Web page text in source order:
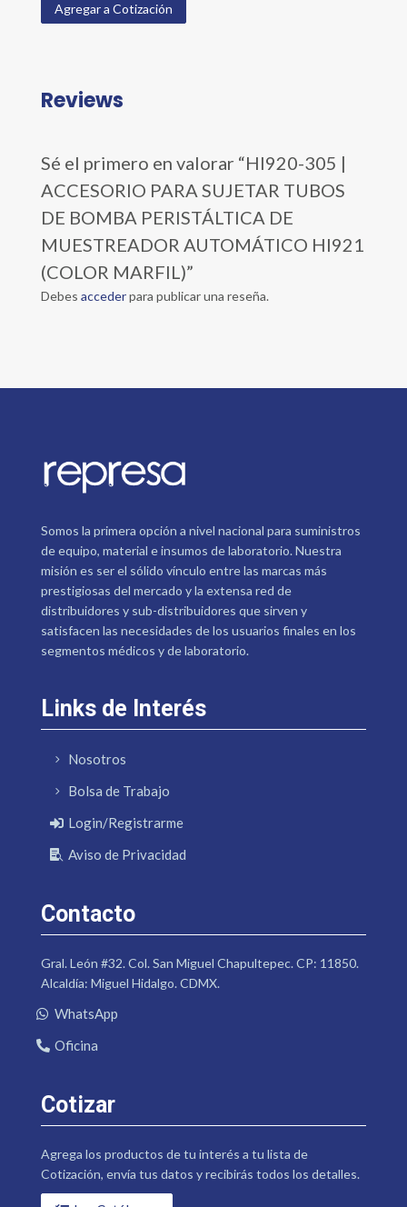
Agregar a Cotización
Reviews
Sé el primero en valorar “HI920-305 |
ACCESORIO PARA SUJETAR TUBOS
DE BOMBA PERISTÁLTICA DE
MUESTREADOR AUTOMÁTICO HI921
(COLOR MARFIL)”
Debes accederpara publicar una reseña.
Somos la primera opción a nivel nacional para suministros
de equipo, material e insumos de laboratorio. Nuestra
misión es ser el sólido vínculo entre las marcas más
prestigiosas del mercado y la extensa red de
distribuidores y sub-distribuidores que sirven y
satisfacen las necesidades de los usuarios finales en los
segmentos médicos y de laboratorio.
Links de Interés
Nosotros
Bolsa de Trabajo
Login/Registrarme
Aviso de Privacidad
Contacto
Gral. León #32. Col. San Miguel Chapultepec. CP: 11850.
Alcaldía: Miguel Hidalgo. CDMX.
WhatsApp
Oficina
Cotizar
Agrega los productos de tu interés a tu lista de
Cotización, envía tus datos y recibirás todos los detalles.